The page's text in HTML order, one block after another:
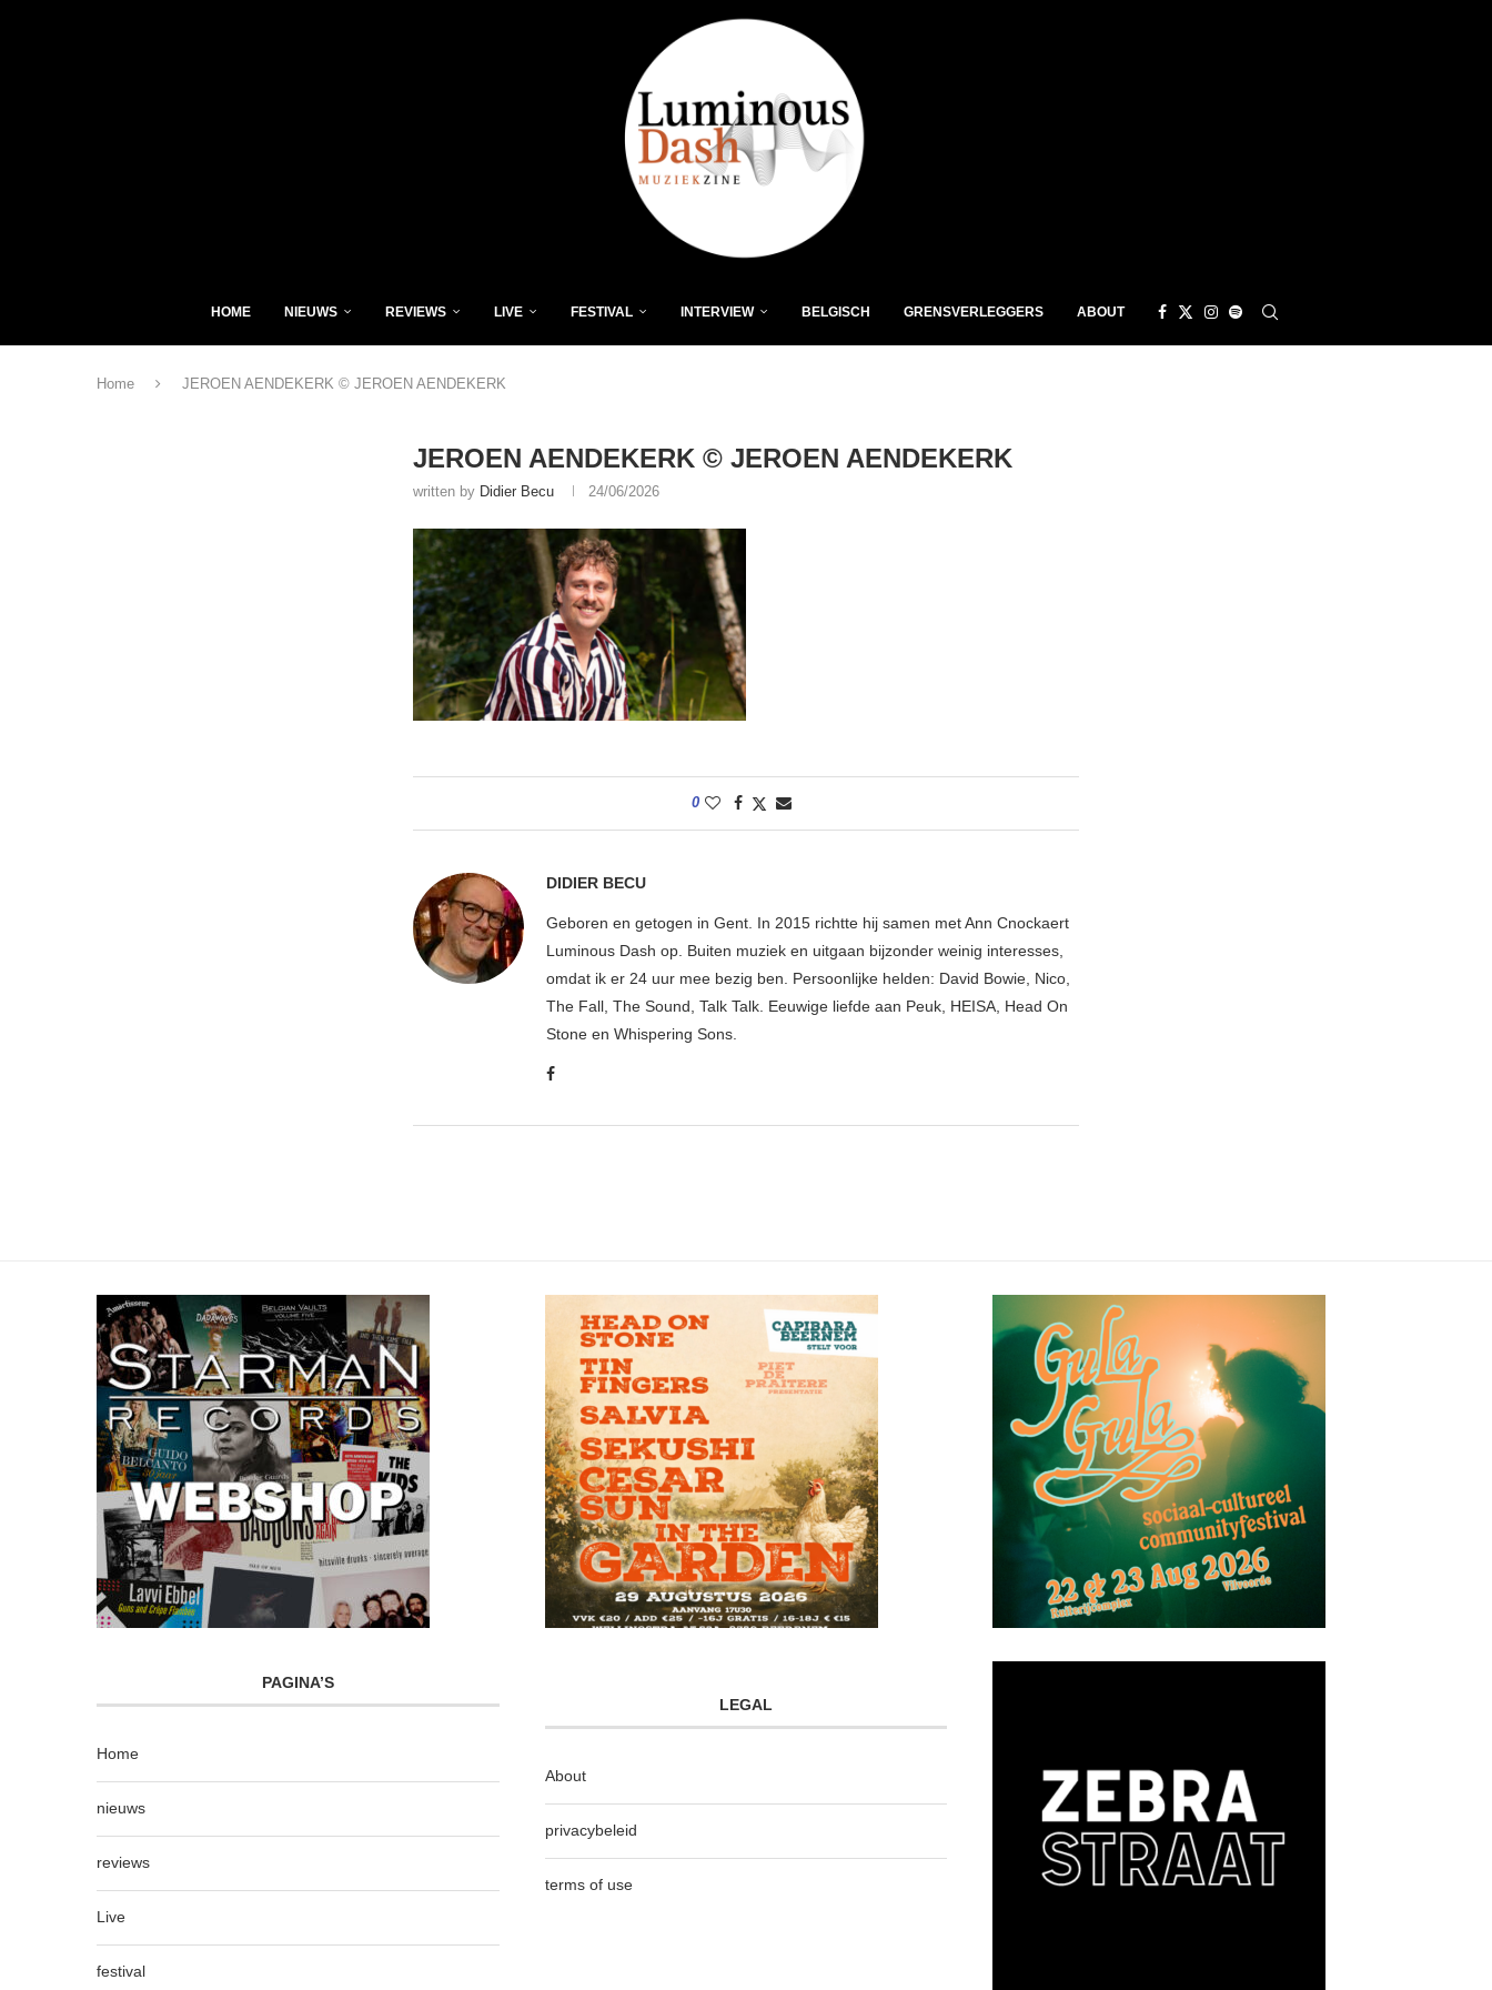
HOME NIEUWS REVIEWS LIVE FESTIVAL INTERVIEW BELGISCH GRENSVERLEGGERS ABOUT
Home JEROEN AENDEKERK © JEROEN AENDEKERK
JEROEN AENDEKERK © JEROEN AENDEKERK
written by Didier Becu 24/06/2026
0
DIDIER BECU
Geboren en getogen in Gent. In 2015 richtte hij samen met Ann Cnockaert
Luminous Dash op. Buiten muziek en uitgaan bijzonder weinig interesses,
omdat ik er 24 uur mee bezig ben. Persoonlijke helden: David Bowie, Nico,
The Fall, The Sound, Talk Talk. Eeuwige liefde aan Peuk, HEISA, Head On
Stone en Whispering Sons.
PAGINA’S
Home
nieuws
reviews
Live
festival
LEGAL
About
privacybeleid
terms of use